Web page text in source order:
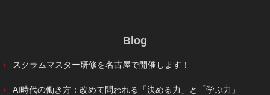
Blog
スクラムマスター研修を名古屋で開催します！
AI時代の働き方：改めて問われる「決める力」と「学ぶ力」